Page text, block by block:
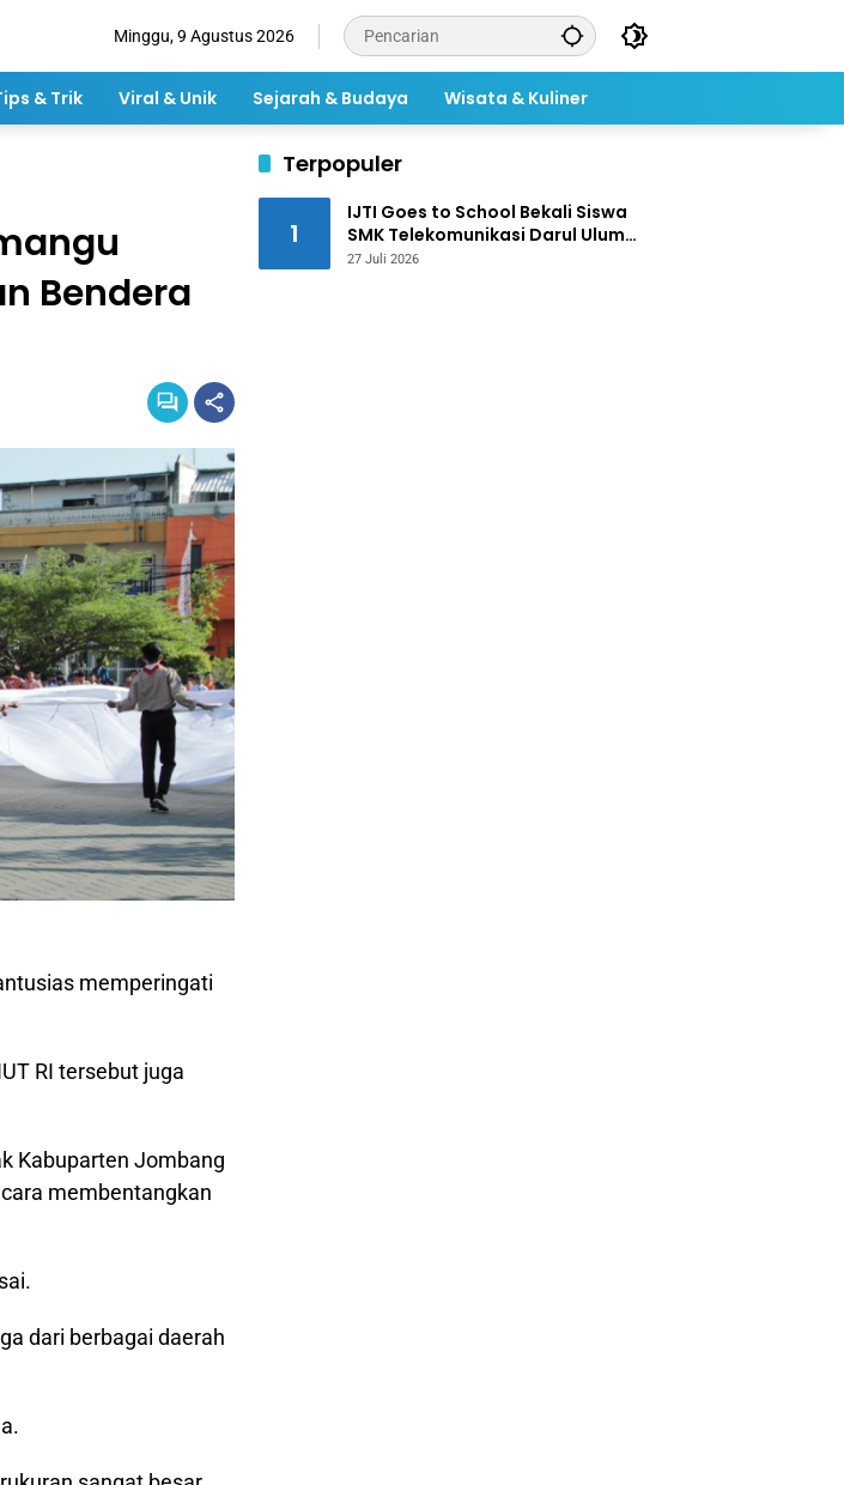
Minggu, 9 Agustus 2026
& Trik Viral & Unik Sejarah & Budaya Wisata & Kuliner
Bendera
memperingati
RI tersebut juga
Kabuparten Jombang
membentangkan
dari berbagai daerah
Terpopuler
1
IJTI Goes to School Bekali Siswa
SMK Telekomunikasi Darul Ulum
Jombang Kuasai Jurnalistik
27 Juli 2026